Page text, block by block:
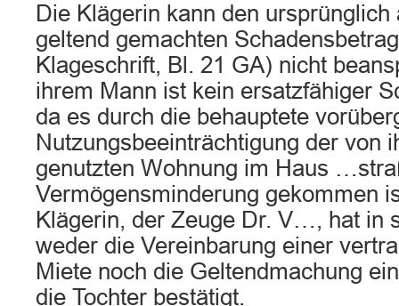
Die Klägerin kann den
geltend gemachten
Klageschrift, Bl. 21 GA) nicht
ihrem Mann ist kein ersatzfähiger
da es durch die behauptete
Nutzungsbeeinträchtigung der von
genutzten Wohnung im Haus
Vermögensminderung gekommen
Klägerin, der Zeuge Dr. V…, hat in
weder die Vereinbarung einer
Miete noch die Geltendmachung
die Tochter bestätigt.